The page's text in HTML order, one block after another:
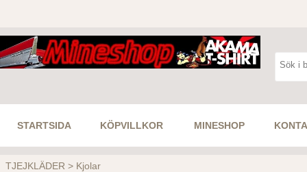
STARTSIDA KÖPVILLKOR MINESHOP
TJEJKLÄDER > Kjolar